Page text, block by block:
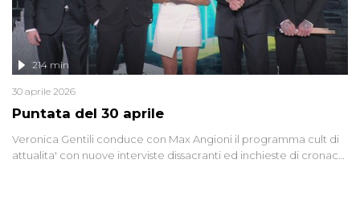
Puntata del 30 aprile
214 min
30 aprile 2026
Veronica Gentili conduce con Max Angioni il programma cult di
attualita' con nuove interviste dissacranti ed inchieste di cronaca